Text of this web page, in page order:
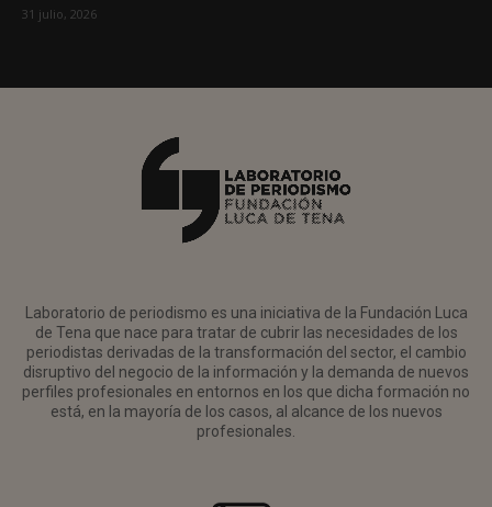
31 julio, 2026
Laboratorio de periodismo es una iniciativa de la Fundación Luca
de Tena que nace para tratar de cubrir las necesidades de los
periodistas derivadas de la transformación del sector, el cambio
disruptivo del negocio de la información y la demanda de nuevos
perfiles profesionales en entornos en los que dicha formación no
está, en la mayoría de los casos, al alcance de los nuevos
profesionales.